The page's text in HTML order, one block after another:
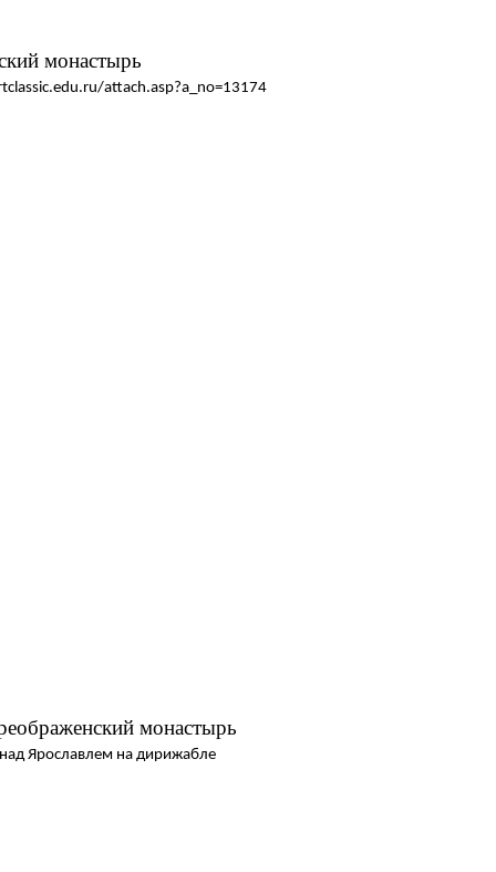
монастырь
монастырь